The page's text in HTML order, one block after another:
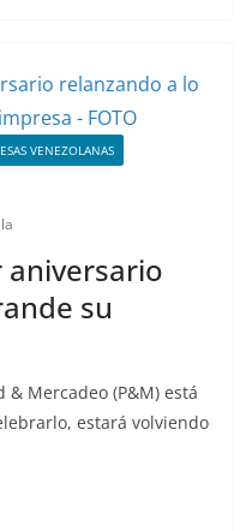
VENEZOLANAS
aniversario
su
& Mercadeo (P&M) está
estará volviendo